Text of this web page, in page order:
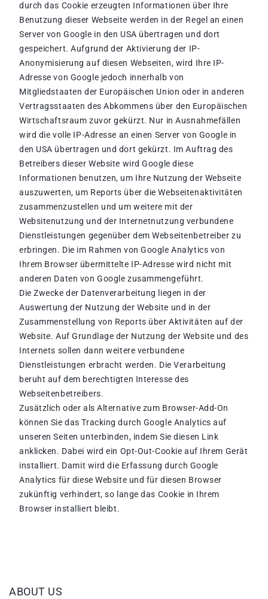
durch das Cookie erzeugten Informationen über Ihre
Benutzung dieser Webseite werden in der Regel an einen
Server von Google in den USA übertragen und dort
gespeichert. Aufgrund der Aktivierung der IP-
Anonymisierung auf diesen Webseiten, wird Ihre IP-
Adresse von Google jedoch innerhalb von
Mitgliedstaaten der Europäischen Union oder in anderen
Vertragsstaaten des Abkommens über den Europäischen
Wirtschaftsraum zuvor gekürzt. Nur in Ausnahmefällen
wird die volle IP-Adresse an einen Server von Google in
den USA übertragen und dort gekürzt. Im Auftrag des
Betreibers dieser Website wird Google diese
Informationen benutzen, um Ihre Nutzung der Webseite
auszuwerten, um Reports über die Webseitenaktivitäten
zusammenzustellen und um weitere mit der
Websitenutzung und der Internetnutzung verbundene
Dienstleistungen gegenüber dem Webseitenbetreiber zu
erbringen. Die im Rahmen von Google Analytics von
Ihrem Browser übermittelte IP-Adresse wird nicht mit
anderen Daten von Google zusammengeführt.
Die Zwecke der Datenverarbeitung liegen in der
Auswertung der Nutzung der Website und in der
Zusammenstellung von Reports über Aktivitäten auf der
Website. Auf Grundlage der Nutzung der Website und des
Internets sollen dann weitere verbundene
Dienstleistungen erbracht werden. Die Verarbeitung
beruht auf dem berechtigten Interesse des
Webseitenbetreibers.
Zusätzlich oder als Alternative zum Browser-Add-On
können Sie das Tracking durch Google Analytics auf
unseren Seiten unterbinden, indem Sie diesen Link
anklicken. Dabei wird ein Opt-Out-Cookie auf Ihrem Gerät
installiert. Damit wird die Erfassung durch Google
Analytics für diese Website und für diesen Browser
zukünftig verhindert, so lange das Cookie in Ihrem
Browser installiert bleibt.
ABOUT US